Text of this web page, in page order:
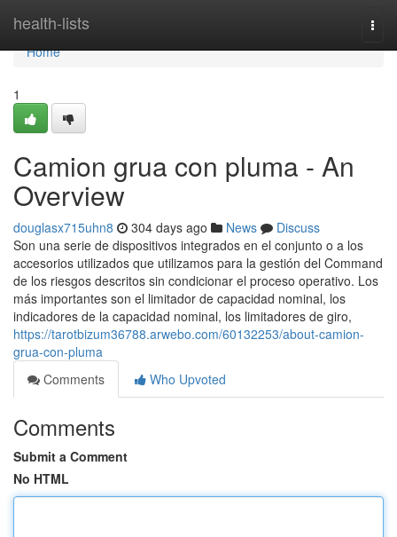
health-lists
Home
Home
1
Camion grua con pluma - An
Overview
douglasx715uhn8 304 days ago News
Discuss
Son una serie de dispositivos integrados en el conjunto o a los
accesorios utilizados que utilizamos para la gestión del Command
de los riesgos descritos sin condicionar el proceso operativo. Los
más importantes son el limitador de capacidad nominal, los
indicadores de la capacidad nominal, los limitadores de giro,
https://tarotbizum36788.arwebo.com/60132253/about-camion-
grua-con-pluma
Comments
Who Upvoted
Comments
Submit a Comment
No HTML